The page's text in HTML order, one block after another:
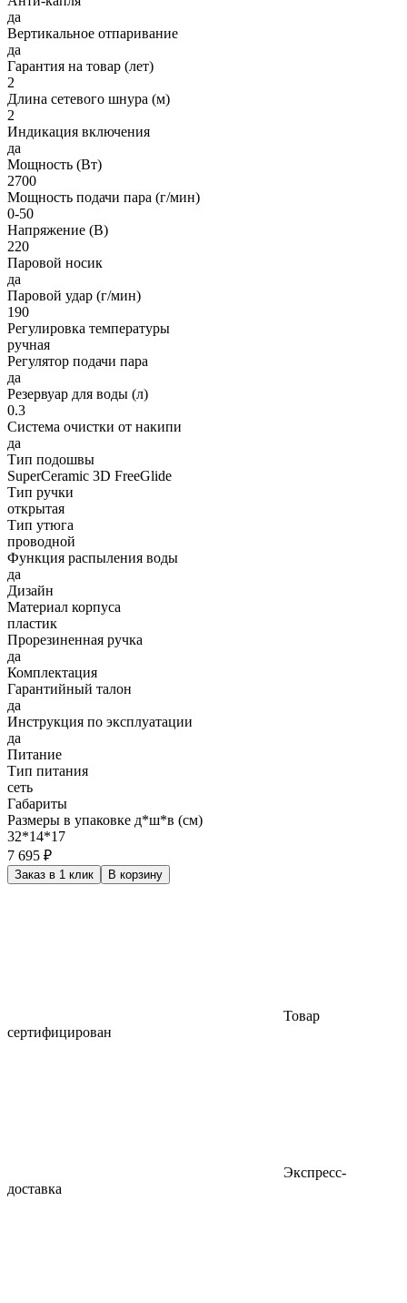
да
Вертикальное отпаривание
да
Гарантия на товар (лет)
2
Длина сетевого шнура (м)
2
Индикация включения
да
Мощность (Вт)
2700
Мощность подачи пара (г/мин)
0-50
Напряжение (В)
220
Паровой носик
да
Паровой удар (г/мин)
190
Регулировка температуры
ручная
Регулятор подачи пара
да
Резервуар для воды (л)
0.3
Система очистки от накипи
да
Тип подошвы
SuperCeramic 3D FreeGlide
Тип ручки
открытая
Тип утюга
проводной
Функция распыления воды
да
Дизайн
Материал корпуса
пластик
Прорезиненная ручка
да
Комплектация
Гарантийный талон
да
Инструкция по эксплуатации
да
Питание
Тип питания
сеть
Габариты
Размеры в упаковке д*ш*в (см)
32*14*17
7 695 ₽
Заказ в 1 клик В корзину
Товар
сертифицирован
Экспресс-
доставка